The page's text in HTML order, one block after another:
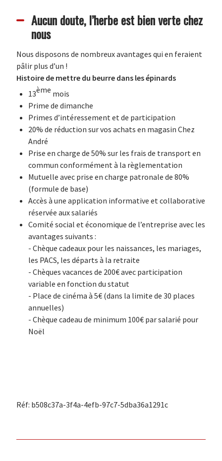
Aucun doute, l’herbe est bien verte chez
nous
Nous disposons de nombreux avantages qui en feraient
pâlir plus d’un !
Histoire de mettre du beurre dans les épinards
13ème mois
Prime de dimanche
Primes d’intéressement et de participation
20% de réduction sur vos achats en magasin Chez
André
Prise en charge de 50% sur les frais de transport en
commun conformément à la règlementation
Mutuelle avec prise en charge patronale de 80%
(formule de base)
Accès à une application informative et collaborative
réservée aux salariés
Comité social et économique de l’entreprise avec les
avantages suivants :
- Chèque cadeaux pour les naissances, les mariages,
les PACS, les départs à la retraite
- Chèques vacances de 200€ avec participation
variable en fonction du statut
- Place de cinéma à 5€ (dans la limite de 30 places
annuelles)
- Chèque cadeau de minimum 100€ par salarié pour
Noël
Réf: b508c37a-3f4a-4efb-97c7-5dba36a1291c